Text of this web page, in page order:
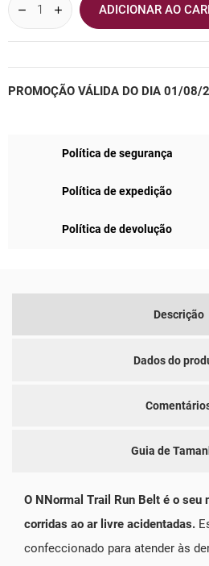
ADICIONAR AO
PROMOÇÃO VÁLIDA DO DIA 01/
Política de segurança
Política de expedição
Política de devolução
Descrição
Dados do
Guia de
O NNormal Trail Run Belt é o seu
corridas ao ar livre acidentadas.
confeccionado para atender às